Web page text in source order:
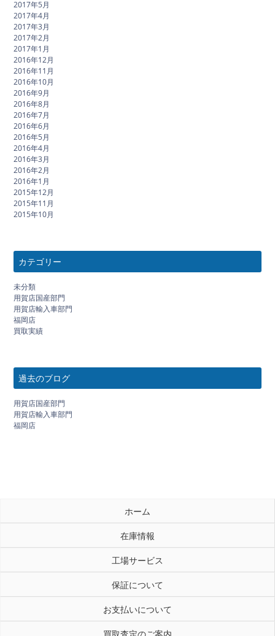
2017年5月
2017年4月
2017年3月
2017年2月
2017年1月
2016年12月
2016年11月
2016年10月
2016年9月
2016年8月
2016年7月
2016年6月
2016年5月
2016年4月
2016年3月
2016年2月
2016年1月
2015年12月
2015年11月
2015年10月
カテゴリー
未分類
用賀店国産部門
用賀店輸入車部門
福岡店
買取実績
過去のブログ
用賀店国産部門
用賀店輸入車部門
福岡店
ホーム
在庫情報
工場サービス
保証について
お支払いについて